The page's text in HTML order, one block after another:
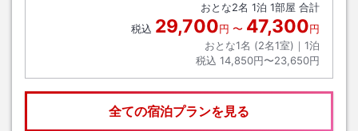
おとな2名 1泊 1部屋 合計
税込 29,700円 〜 47,300円
おとな1名 (2名1室)｜ 1泊
税込 14,850円〜23,650円
全ての宿泊プランを見る